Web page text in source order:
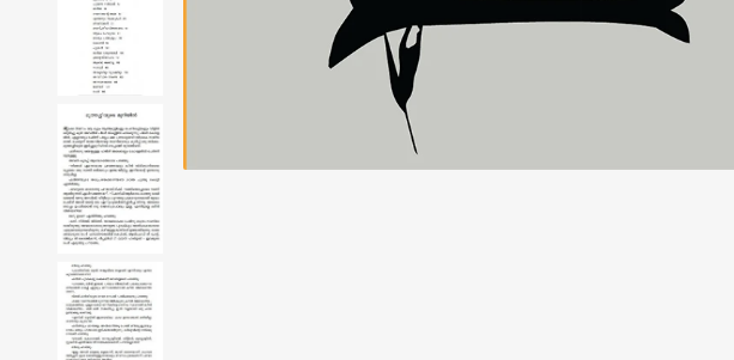
STORIES